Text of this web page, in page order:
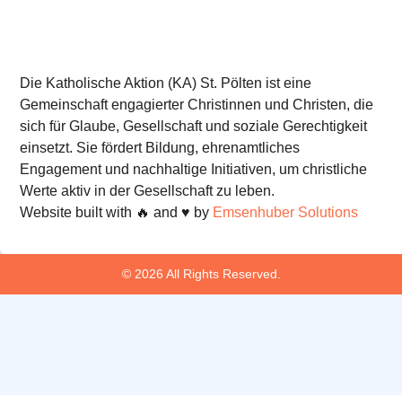
Die Katholische Aktion (KA) St. Pölten ist eine
Gemeinschaft engagierter Christinnen und Christen, die
sich für Glaube, Gesellschaft und soziale Gerechtigkeit
einsetzt. Sie fördert Bildung, ehrenamtliches
Engagement und nachhaltige Initiativen, um christliche
Werte aktiv in der Gesellschaft zu leben.
Website built with 🔥 and ♥️ by Emsenhuber Solutions
© 2026 All Rights Reserved.